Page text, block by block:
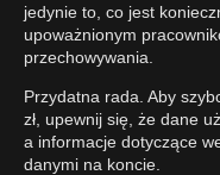
jedynie to, co jest
upoważnionym
przechowywania.
Przydatna rada. Aby
zł, upewnij się, że dane
a informacje dotyczące
danymi na koncie.